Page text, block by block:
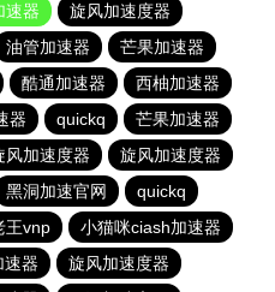
速器
旋风加速度器
油管加速器
芒果加速器
酷通加速器
西柚加速器
器 quickq
芒果加速器
风加速度器
旋风加速度器
黑洞加速官网
quickq
王vnp
小猫咪ciash加速器
速器
旋风加速度器